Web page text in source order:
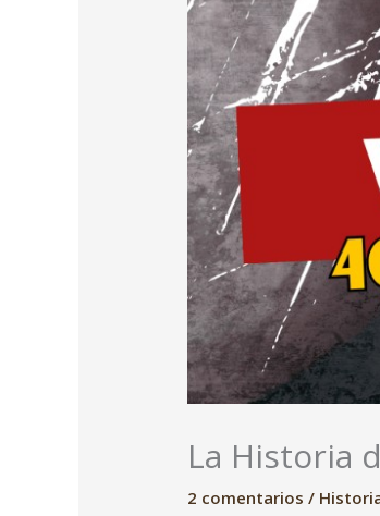
La Historia
2 comentarios /